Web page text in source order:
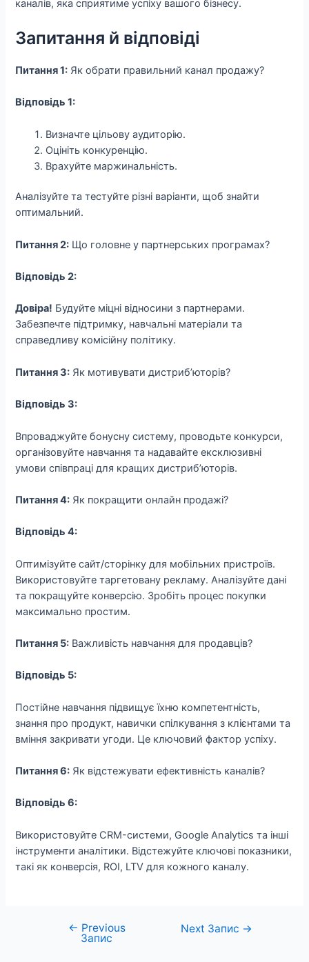
каналів, яка сприятиме успіху вашого бізнесу.
Запитання й відповіді
Питання 1: Як обрати правильний канал продажу?
Відповідь 1:
Визначте цільову аудиторію.
Оцініть конкуренцію.
Врахуйте маржинальність.
Аналізуйте та тестуйте різні варіанти, щоб знайти
оптимальний.
Питання 2: Що головне у партнерських програмах?
Відповідь 2:
Довіра! Будуйте міцні відносини з партнерами.
Забезпечте підтримку, навчальні матеріали та
справедливу комісійну політику.
Питання 3: Як мотивувати дистриб’юторів?
Відповідь 3:
Впроваджуйте бонусну систему, проводьте конкурси,
організовуйте навчання та надавайте ексклюзивні
умови співпраці для кращих дистриб’юторів.
Питання 4: Як покращити онлайн продажі?
Відповідь 4:
Оптимізуйте сайт/сторінку для мобільних пристроїв.
Використовуйте таргетовану рекламу. Аналізуйте дані
та покращуйте конверсію. Зробіть процес покупки
максимально простим.
Питання 5: Важливість навчання для продавців?
Відповідь 5:
Постійне навчання підвищує їхню компетентність,
знання про продукт, навички спілкування з клієнтами та
вміння закривати угоди. Це ключовий фактор успіху.
Питання 6: Як відстежувати ефективність каналів?
Відповідь 6:
Використовуйте CRM-системи, Google Analytics та інші
інструменти аналітики. Відстежуйте ключові показники,
такі як конверсія, ROI, LTV для кожного каналу.
Навігація
← Previous
Запис
Next Запис →